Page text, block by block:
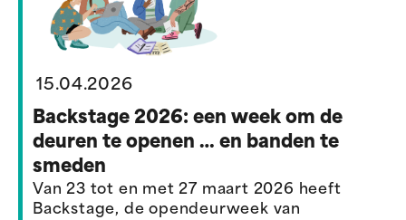
15.04.2026
Backstage 2026: een week om de
deuren te openen … en banden te
smeden
Van 23 tot en met 27 maart 2026 heeft
Backstage, de opendeurweek van